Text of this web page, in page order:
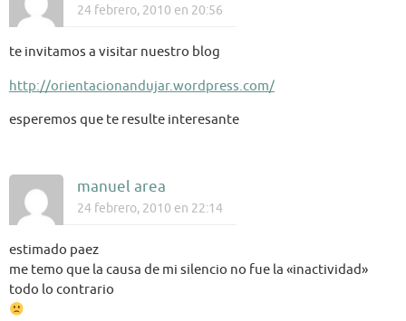
24 febrero, 2010 en 20:56
te invitamos a visitar nuestro blog
http://orientacionandujar.wordpress.com/
esperemos que te resulte interesante
manuel area
24 febrero, 2010 en 22:14
estimado paez
me temo que la causa de mi silencio no fue la «inactividad»
todo lo contrario